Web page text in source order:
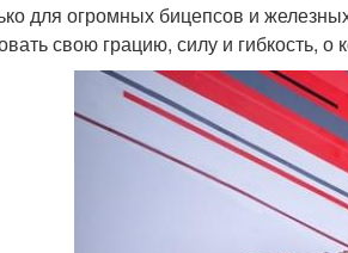
для огромных бицепсов и
свою грацию, силу и гибкость, о